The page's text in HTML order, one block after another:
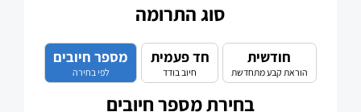
דוא״ל
office@yadezer.co.il
סוג התרומה
חודשית
הוראת קבע מתחדשת
חד פעמית
חיוב בודד
מספר חיובים
לפי בחירה
בחירת מספר חיובים